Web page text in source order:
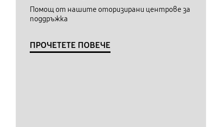
Помощ от нашите оторизирани центрове за
поддръжка
ПРОЧЕТЕТЕ ПОВЕЧЕ